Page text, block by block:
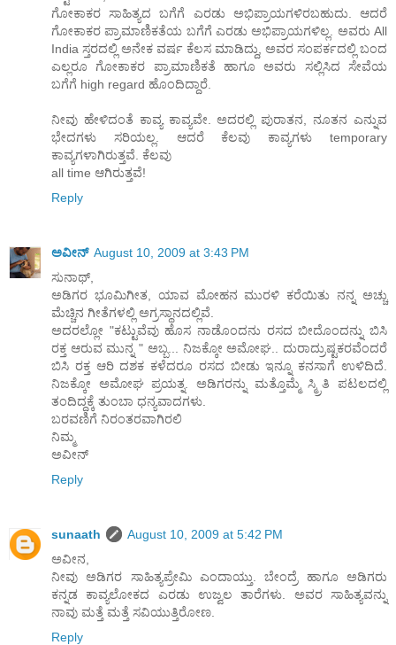
ಗೋಕಾಕರ ಸಾಹಿತ್ಯದ ಬಗೆಗೆ ಎರಡು ಅಭಿಪ್ರಾಯಗಳಿರಬಹುದು. ಆದರೆ
ಗೋಕಾಕರ ಪ್ರಾಮಾಣಿಕತೆಯ ಬಗೆಗೆ ಎರಡು ಅಭಿಪ್ರಾಯಗಳಿಲ್ಲ. ಅವರು All
India ಸ್ತರದಲ್ಲಿ ಅನೇಕ ವರ್ಷ ಕೆಲಸ ಮಾಡಿದ್ದು, ಅವರ ಸಂಪರ್ಕದಲ್ಲಿ ಬಂದ
ಎಲ್ಲರೂ ಗೋಕಾಕರ ಪ್ರಾಮಾಣಿಕತೆ ಹಾಗೂ ಅವರು ಸಲ್ಲಿಸಿದ ಸೇವೆಯ
ಬಗೆಗೆ high regard ಹೊಂದಿದ್ದಾರೆ.
ನೀವು ಹೇಳಿದಂತೆ ಕಾವ್ಯ ಕಾವ್ಯವೇ. ಅದರಲ್ಲಿ ಪುರಾತನ, ನೂತನ ಎನ್ನುವ
ಭೇದಗಳು ಸರಿಯಲ್ಲ. ಆದರೆ ಕೆಲವು ಕಾವ್ಯಗಳು temporary
ಕಾವ್ಯಗಳಾಗಿರುತ್ತವೆ. ಕೆಲವು
all time ಆಗಿರುತ್ತವೆ!
Reply
ಅವೀನ್ August 10, 2009 at 3:43 PM
ಸುನಾಥ್,
ಅಡಿಗರ ಭೂಮಿಗೀತ, ಯಾವ ಮೋಹನ ಮುರಳಿ ಕರೆಯಿತು ನನ್ನ ಅಚ್ಚು
ಮೆಚ್ಚಿನ ಗೀತೆಗಳಲ್ಲಿ ಅಗ್ರಸ್ಥಾನದಲ್ಲಿವೆ.
ಅದರಲ್ಲೋ "ಕಟ್ಟುವೆವು ಹೊಸ ನಾಡೊಂದನು ರಸದ ಬೀದೊಂದನ್ನು ಬಿಸಿ
ರಕ್ತ ಆರುವ ಮುನ್ನ " ಅಬ್ಬ... ನಿಜಕ್ಕೋ ಅಮೋಘ.. ದುರಾದ್ರುಷ್ಟಕರವೆಂದರೆ
ಬಿಸಿ ರಕ್ತ ಆರಿ ದಶಕ ಕಳೆದರೂ ರಸದ ಬೀಡು ಇನ್ನೂ ಕನಸಾಗೆ ಉಳಿದಿದೆ.
ನಿಜಕ್ಕೋ ಅಮೋಘ ಪ್ರಯತ್ನ. ಅಡಿಗರನ್ನು ಮತ್ತೊಮ್ಮೆ ಸ್ಮ್ರಿತಿ ಪಟಲದಲ್ಲಿ
ತಂದಿದ್ದಕ್ಕೆ ತುಂಬಾ ಧನ್ಯವಾದಗಳು.
ಬರವಣಿಗೆ ನಿರಂತರವಾಗಿರಲಿ
ನಿಮ್ಮ
ಅವೀನ್
Reply
sunaath
August 10, 2009 at 5:42 PM
ಅವೀನ,
ನೀವು ಅಡಿಗರ ಸಾಹಿತ್ಯಪ್ರೇಮಿ ಎಂದಾಯ್ತು. ಬೇಂದ್ರೆ ಹಾಗೂ ಅಡಿಗರು
ಕನ್ನಡ ಕಾವ್ಯಲೋಕದ ಎರಡು ಉಜ್ವಲ ತಾರೆಗಳು. ಅವರ ಸಾಹಿತ್ಯವನ್ನು
ನಾವು ಮತ್ತೆ ಮತ್ತೆ ಸವಿಯುತ್ತಿರೋಣ.
Reply